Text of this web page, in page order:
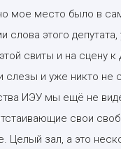
мое место было в
слова этого
свиты и на сцену
и уже никто не
ИЭУ мы ещё не
свои
Целый зал, а это